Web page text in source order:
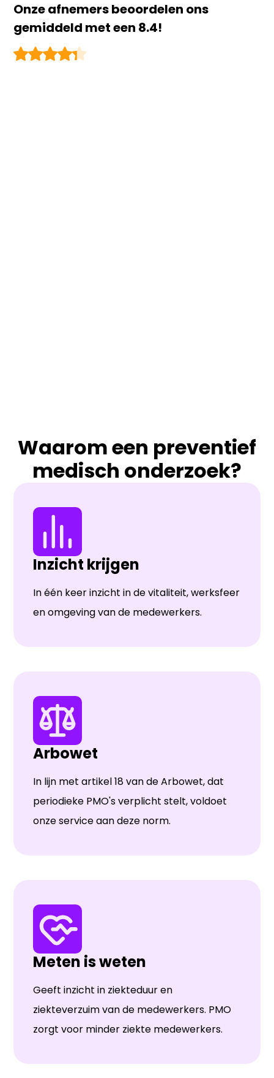
Onze afnemers beoordelen ons
gemiddeld met een 8.4!
Waarom een preventief
medisch onderzoek?
Inzicht krijgen
In één keer inzicht in de vitaliteit, werksfeer
en omgeving van de medewerkers.
Arbowet
In lijn met artikel 18 van de Arbowet, dat
periodieke PMO's verplicht stelt, voldoet
onze service aan deze norm.
Meten is weten
Geeft inzicht in ziekteduur en
ziekteverzuim van de medewerkers. PMO
zorgt voor minder ziekte medewerkers.